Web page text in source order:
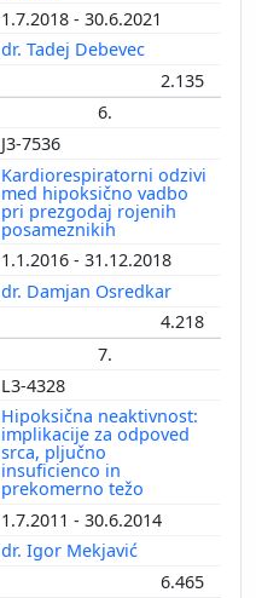
1.7.2018 - 30.6.2021
dr. Tadej Debevec
2.135
6.
J3-7536
Kardiorespiratorni odzivi
med hipoksično vadbo
pri prezgodaj rojenih
posameznikih
1.1.2016 - 31.12.2018
dr. Damjan Osredkar
4.218
7.
L3-4328
Hipoksična neaktivnost:
implikacije za odpoved
srca, pljučno
insuficienco in
prekomerno težo
1.7.2011 - 30.6.2014
dr. Igor Mekjavić
6.465